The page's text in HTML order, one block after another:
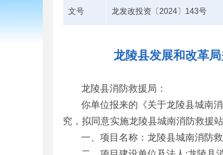
文号 龙发改投资〔2024〕143号
龙陵县发展和改革
龙陵县消防救援局：
你单位报来的《关于龙陵县城南
究，拟同意实施龙陵县城南消防救援
一、项目名称：龙陵县城南消防